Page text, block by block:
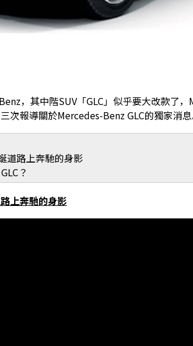
，其中階SUV「GLC」似乎要大改款了
次報導關於Mercedes-Benz GLC的獨家消息
道路上奔馳的身影
？
上奔馳的身影